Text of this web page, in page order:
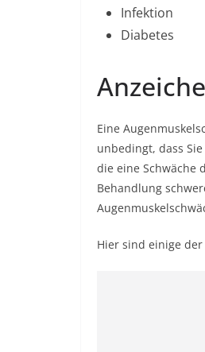
Infektion
Diabetes
Eine
unbedingt, dass
die eine Schwäche
Behandlung
Hier sind einige